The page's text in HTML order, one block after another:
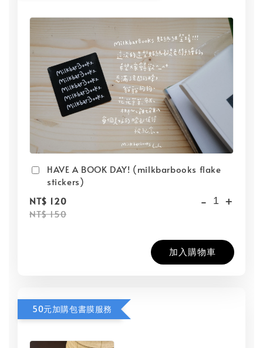
HAVE A BOOK DAY! (milkbarbooks flake
stickers)
NT$ 120
NT$ 150
- +
加入購物車
50元加購包書膜服務